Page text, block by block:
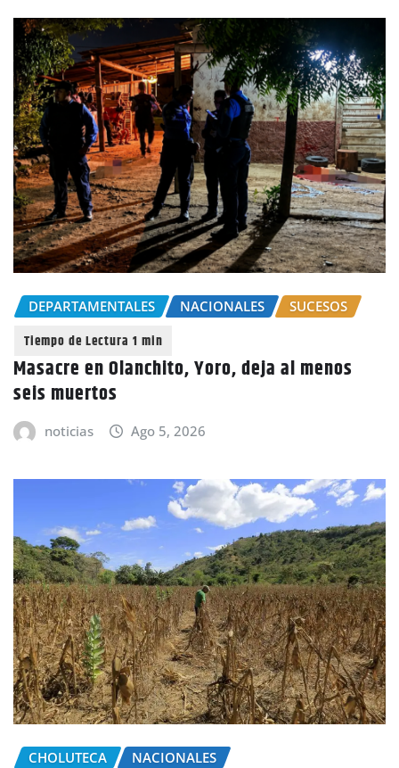
DEPARTAMENTALES NACIONALES SUCESOS
Masacre en Olanchito, Yoro, deja al menos
seis muertos
noticias Ago 5, 2026
CHOLUTECA NACIONALES